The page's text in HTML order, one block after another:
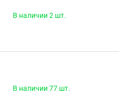
В наличии 2 шт.
В наличии 77 шт.